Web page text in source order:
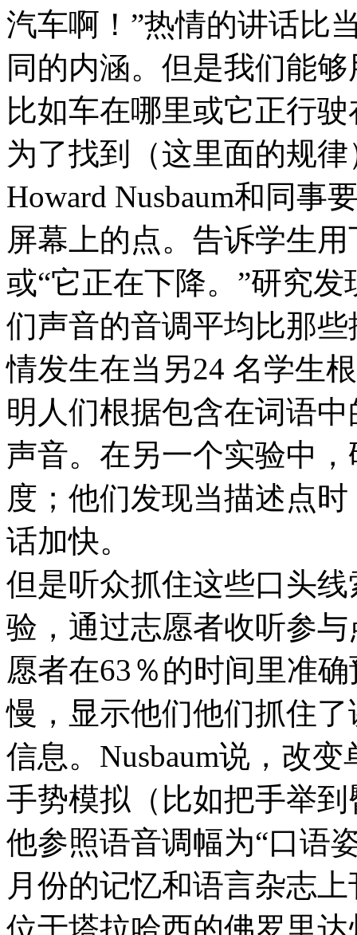
汽车啊！”热情的讲话比
同的内涵。但是我们能
比如车在哪里或它正行
为了找到（这里面的规
Howard Nusbaum和同事
屏幕上的点。告诉学生
或“它正在下降。”研究
们声音的音调平均比那
情发生在当另24 名学生
明人们根据包含在词语
声音。在另一个实验中
度；他们发现当描述点
话加快。
但是听众抓住这些口头
验，通过志愿者收听参
愿者在63％的时间里准
慢，显示他们他们抓住
信息。Nusbaum说，改
手势模拟（比如把手举
他参照语音调幅为“口语
月份的记忆和语言杂志